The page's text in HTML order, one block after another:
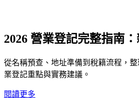
2026 營業登記完整指南
從名稱預查、地址準備到稅籍流程，
業登記重點與實務建議。
閱讀更多